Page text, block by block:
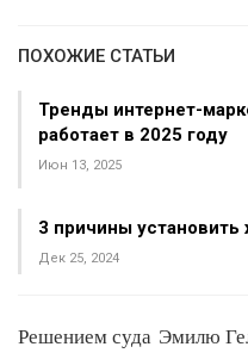
ПОХОЖИЕ СТАТЬИ
Тренды интернет-
работает в 2025 году
Июн 13, 2025
3 причины установить
Дек 25, 2024
Решением суда Эмилю